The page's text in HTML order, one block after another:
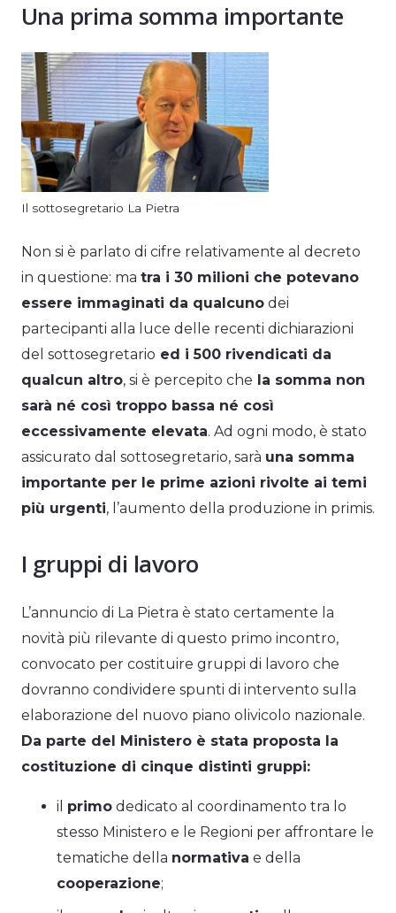
Una prima somma importante
Il sottosegretario La Pietra
Non si è parlato di cifre relativamente al decreto
in questione: ma tra i 30 milioni che potevano
essere immaginati da qualcuno dei
partecipanti alla luce delle recenti dichiarazioni
del sottosegretario ed i 500 rivendicati da
qualcun altro, si è percepito che la somma non
sarà né così troppo bassa né così
eccessivamente elevata. Ad ogni modo, è stato
assicurato dal sottosegretario, sarà una somma
importante per le prime azioni rivolte ai temi
più urgenti, l’aumento della produzione in primis.
I gruppi di lavoro
L’annuncio di La Pietra è stato certamente la
novità più rilevante di questo primo incontro,
convocato per costituire gruppi di lavoro che
dovranno condividere spunti di intervento sulla
elaborazione del nuovo piano olivicolo nazionale.
Da parte del Ministero è stata proposta la
costituzione di cinque distinti gruppi:
il primo dedicato al coordinamento tra lo
stesso Ministero e le Regioni per affrontare le
tematiche della normativa e della
cooperazione;